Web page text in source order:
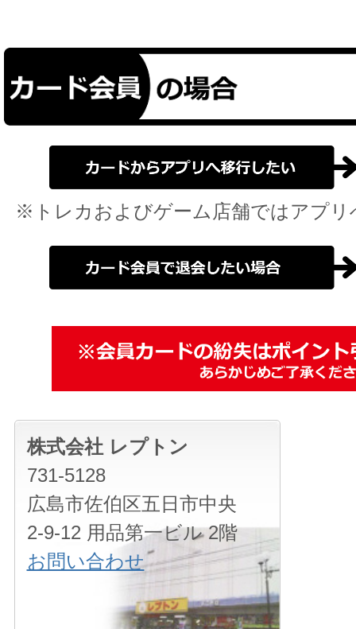
株式会社 レプトン
731-5128
広島市佐伯区五日市中央
2-9-12 用品第一ビル 2階
お問い合わせ
※トレカおよびゲーム店舗ではアプ